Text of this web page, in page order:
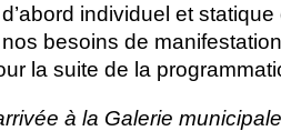
d’abord individuel et
nos besoins de
la suite de la
à la Galerie